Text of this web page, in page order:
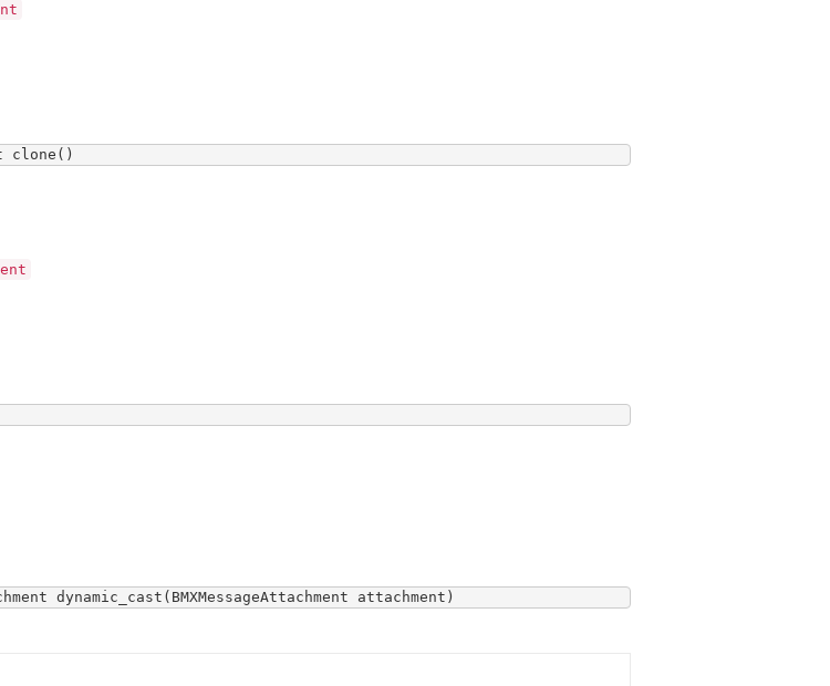
dynamic_cast(BMXMessageAttachment attachment)